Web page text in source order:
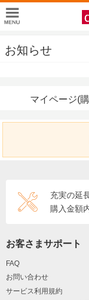
お知らせ
マイページ(
充実の延
購入金額
お客さまサポート
FAQ
お問い合わせ
サービス利用規約